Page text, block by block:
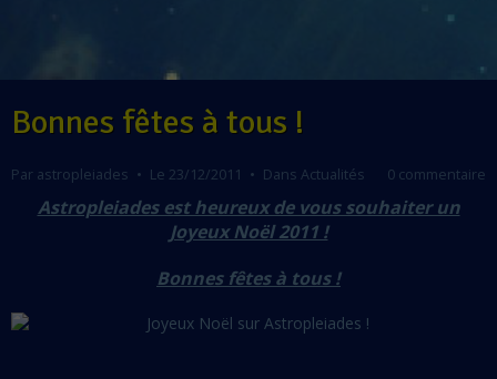
Bonnes fêtes à tous !
Par astropleiades Le 23/12/2011 Dans Actualités 0 commentaire
Astropleiades est heureux de vous souhaiter un
Joyeux Noël 2011 !
Bonnes fêtes à tous !